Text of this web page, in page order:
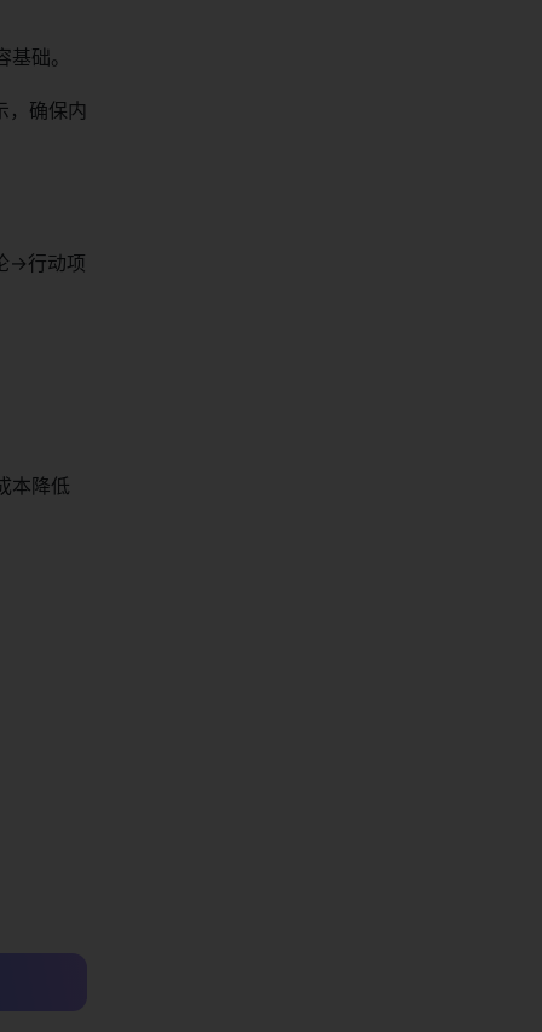
础。
，确保内
→行动项
本降低